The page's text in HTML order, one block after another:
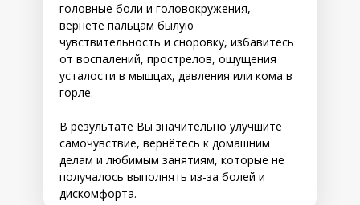
головные боли и головокружения,
вернёте пальцам былую
чувствительность и сноровку, избавитесь
от воспалений, прострелов, ощущения
усталости в мышцах, давления или кома в
горле.
В результате Вы значительно улучшите
самочувствие, вернётесь к домашним
делам и любимым занятиям, которые не
получалось выполнять из-за болей и
дискомфорта.